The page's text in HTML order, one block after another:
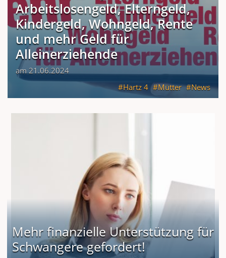
Arbeitslosengeld, Elterngeld,
Kindergeld, Wohngeld, Rente
und mehr Geld für
Alleinerziehende
am 21.06.2024
Hartz 4
Mütter News
Mehr finanzielle Unterstützung für
Schwangere gefordert!